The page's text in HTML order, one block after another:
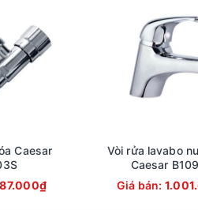
Caesar
Vòi rửa lavabo
Caesar
Giá bán: